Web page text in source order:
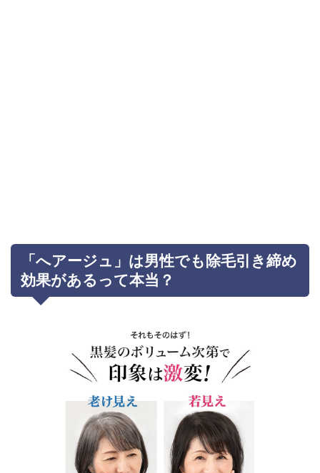
「へアージュ」は男性でも除毛引き締め
効果があるって本当？